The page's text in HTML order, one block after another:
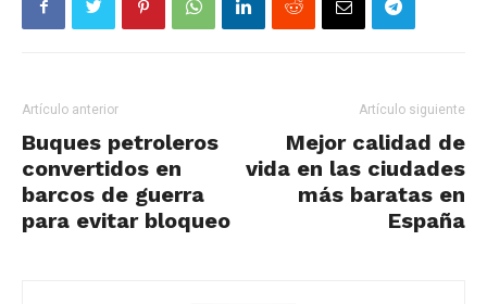
Artículo anterior
Buques petroleros
convertidos en
barcos de guerra
para evitar bloqueo
Artículo siguiente
Mejor calidad de
vida en las ciudades
más baratas en
España